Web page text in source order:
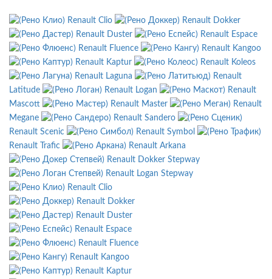
Renault Clio
Renault Dokker
Renault Duster
Renault Espace
Renault Fluence
Renault Kangoo
Renault Kaptur
Renault Koleos
Renault Laguna
Renault
Latitude
Renault Logan
Renault
Mascott
Renault Master
Renault
Megane
Renault Sandero
Renault Scenic
Renault Symbol
Renault Trafic
Renault Arkana
Renault Dokker Stepway
Renault Logan Stepway
Renault Clio
Renault Dokker
Renault Duster
Renault Espace
Renault Fluence
Renault Kangoo
Renault Kaptur